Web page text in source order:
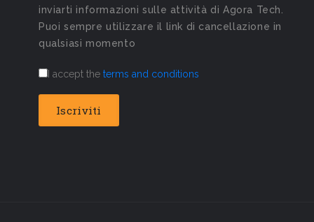
inviarti informazioni sulle attività di Agora Tech.
Puoi sempre utilizzare il link di cancellazione in
qualsiasi momento
I accept the terms and conditions